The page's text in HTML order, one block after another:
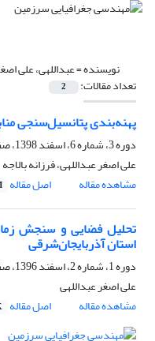
نویسنده =عبداللهی، علی
تعداد مقالات: 2
پهنه‌بندی پتانسیل‌سنجی
دوره 3، شماره 6، اسفند 1398، صفحه
علی اصغر عبداللهی، فرزانه بالاجه
مشاهده مقاله
اصل مقاله
تحلیل فضایی و سنجش
استان آذربایجان‌شرقی
دوره 1، شماره 2، اسفند 1396، صفحه
علی اصغر عبداللهی
مشاهده مقاله
اصل مقاله